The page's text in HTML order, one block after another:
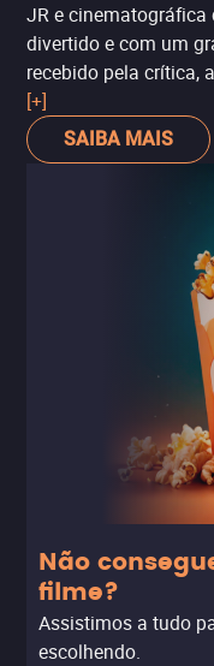
JR e cinematográfica
divertido e com um
recebido pela crítica,
de Cannes e está na
Melhor Documentário.
[+]
SAIBA MAIS
Não
filme?
Assistimos a tudo
escolhendo.